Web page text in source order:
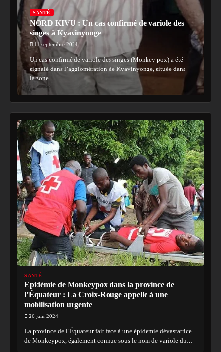
SANTÉ
NORD KIVU : Un cas confirmé de variole des
singes à Kyavinyonge
11 septembre 2024
Un cas confirmé de variole des singes (Monkey pox) a été
signalé dans l’agglomération de Kyavinyonge, située dans
la zone…
SANTÉ
Epidémie de Monkeypox dans la province de
l’Équateur : La Croix-Rouge appelle à une
mobilisation urgente
26 juin 2024
La province de l’Équateur fait face à une épidémie dévastatrice
de Monkeypox, également connue sous le nom de variole du…